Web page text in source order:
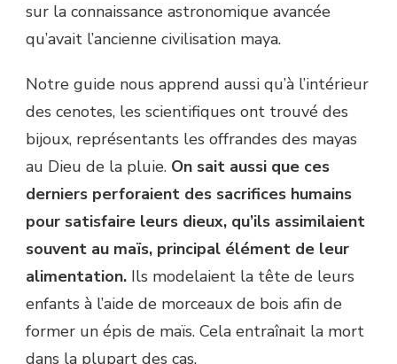
sur la connaissance astronomique avancée
qu’avait l’ancienne civilisation maya.
Notre guide nous apprend aussi qu’à l’intérieur
des cenotes, les scientifiques ont trouvé des
bijoux, représentants les offrandes des mayas
au Dieu de la pluie. On sait aussi que ces
derniers perforaient des sacrifices humains
pour satisfaire leurs dieux, qu’ils assimilaient
souvent au maïs, principal élément de leur
alimentation. Ils modelaient la tête de leurs
enfants à l’aide de morceaux de bois afin de
former un épis de maïs. Cela entraînait la mort
dans la plupart des cas.